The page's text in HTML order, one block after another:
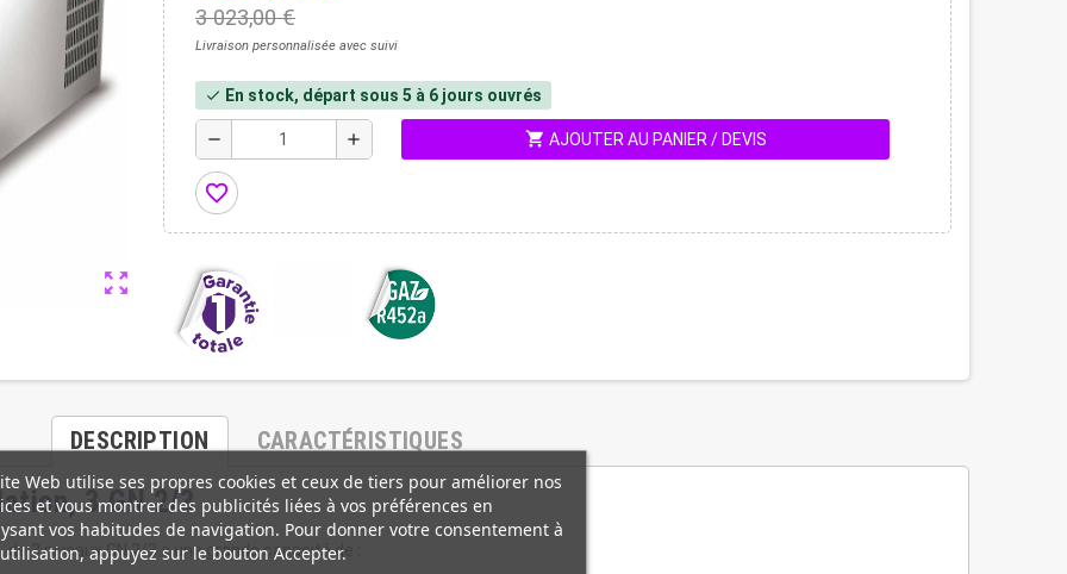
zoom_out_map
3 023,00 €
Livraison personnalisée avec suivi
check En stock, départ sous 5 à 6 jours ouvrés
remove add shopping_cart AJOUTER AU PANIER / DEVIS
favorite_border
DESCRIPTION CARACTÉRISTIQUES
3 GN 2/3
3 niveaux GN 2/3 a une grande capacité de :
Web utilise ses propres cookies et ceux de tiers pour améliorer nos
et vous montrer des publicités liées à vos préférences en
vos habitudes de navigation. Pour donner votre consentement à
appuyez sur le bouton Accepter.